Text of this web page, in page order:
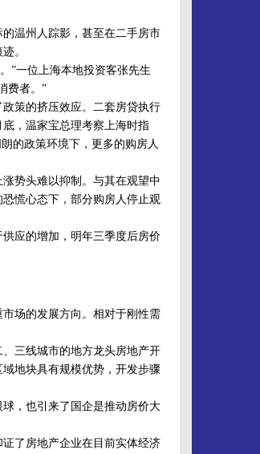
温州人踪影，甚至在二手房市
。
”一位上海本地投资客张先生
费者。”
策的挤压效应。二套房贷执行
，温家宝总理考察上海时指
的政策环境下，更多的购房人
势头难以抑制。与其在观望中
慌心态下，部分购房人停止观
应的增加，明年三季度后房价
场的发展方向。相对于刚性需
三线城市的地方龙头房地产开
地块具有规模优势，开发步骤
，也引来了国企是推动房价大
了房地产企业在目前实体经济